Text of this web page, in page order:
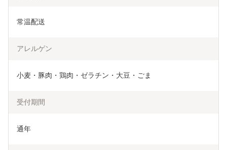
常温配送
アレルゲン
小麦・豚肉・鶏肉・ゼラチン・大豆・ごま
受付期間
通年